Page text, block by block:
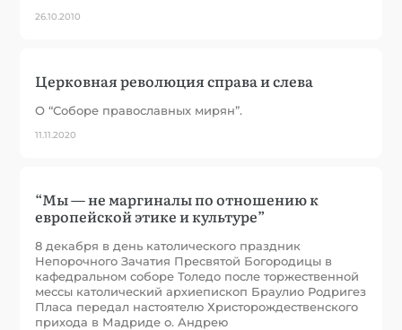
26.10.2010
Церковная революция справа и слева
О “Соборе православных мирян”.
11.11.2020
“Мы — не маргиналы по отношению к
европейской этике и культуре”
8 декабря в день католического праздник
Непорочного Зачатия Пресвятой Богородицы в
кафедральном соборе Толедо после торжественной
мессы католический архиепископ Браулио Родригез
Пласа передал настоятелю Христорождественского
прихода в Мадриде о. Андрею